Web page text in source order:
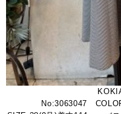
No:3063047